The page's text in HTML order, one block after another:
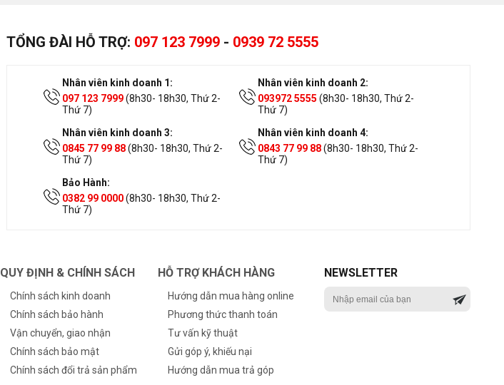
TỔNG ĐÀI HỖ TRỢ: 097 123 7999 - 0939 72 5555
Nhân viên kinh doanh 1:
097 123 7999(8h30- 18h30, Thứ 2-
Thứ 7)
Nhân viên kinh doanh 2:
093972 5555 (8h30- 18h30, Thứ 2-
Thứ 7)
Nhân viên kinh doanh 3:
0845 77 99 88(8h30- 18h30, Thứ 2-
Thứ 7)
Nhân viên kinh doanh 4:
0843 77 99 88(8h30- 18h30, Thứ 2-
Thứ 7)
Bảo Hành:
0382 99 0000(8h30- 18h30, Thứ 2-
Thứ 7)
QUY ĐỊNH & CHÍNH SÁCH
Chính sách kinh doanh
Chính sách bảo hành
Vận chuyển, giao nhận
Chính sách bảo mật
Chính sách đổi trả sản phẩm
HỖ TRỢ KHÁCH HÀNG
Hướng dẫn mua hàng online
Phương thức thanh toán
Tư vấn kỹ thuật
Gửi góp ý, khiếu nại
Hướng dẫn mua trả góp
NEWSLETTER